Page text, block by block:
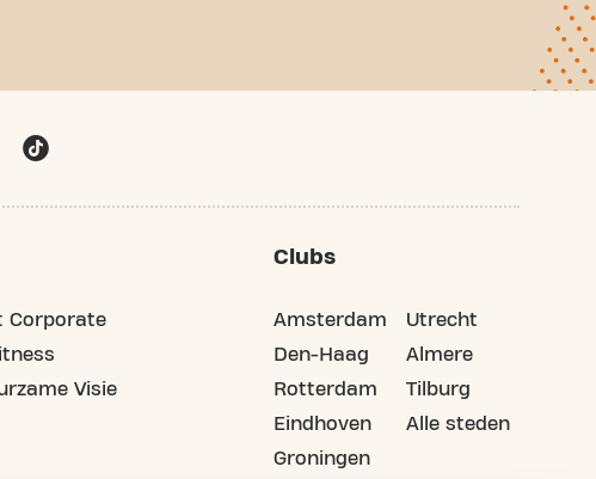
Corporate
Visie
Clubs
Amsterdam
Den-Haag
Rotterdam
Eindhoven
Groningen
Utrecht
Almere
Tilburg
Alle steden